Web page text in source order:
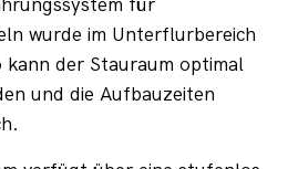
für
wurde im Unterflurbereich
der Stauraum optimal
und die Aufbauzeiten